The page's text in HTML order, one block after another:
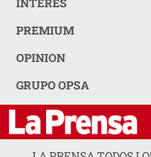
PREMIUM
OPINION
GRUPO OPSA